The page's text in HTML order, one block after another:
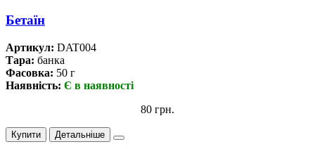
Бетаїн
Артикул: DAT004
Тара: банка
Фасовка: 50 г
Наявність: Є в наявності
80 грн.
Купити Детальніше